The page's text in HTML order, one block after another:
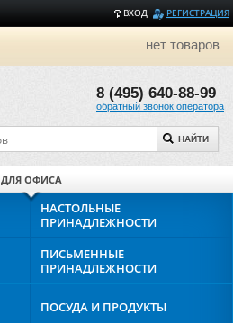
ВХОД РЕГИСТРАЦИЯ
нет товаров
8 (495) 640-88-99
обратный звонок оператора
НАЙТИ
ДЛЯ ОФИСА
НАСТОЛЬНЫЕ
ПРИНАДЛЕЖНОСТИ
ПИСЬМЕННЫЕ
ПРИНАДЛЕЖНОСТИ
ПОСУДА И ПРОДУКТЫ